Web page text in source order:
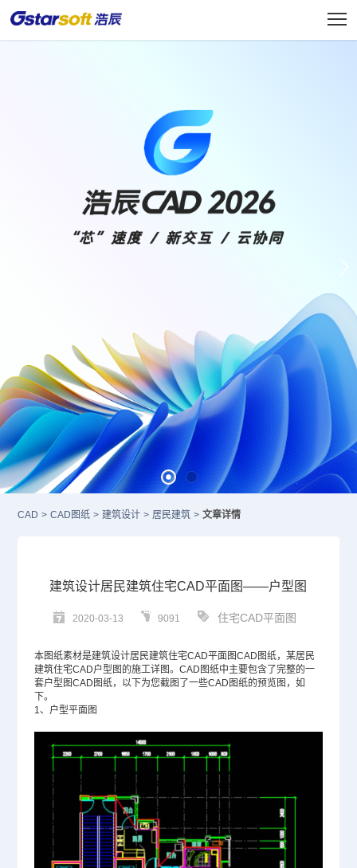
CAD > CAD图纸 > 建筑设计 > 居民建筑 > 文章详情
建筑设计居民建筑住宅CAD平面图——户型图
2020-03-13 9091 住宅CAD平面图
本图纸素材是建筑设计居民建筑住宅CAD平面图CAD图纸，某居民
建筑住宅CAD户型图的施工详图。 CAD图纸中主要包含了完整的一
套户型图CAD图纸，以下为您截图了一些CAD图纸的预览图，如
下。
1、户型平面图